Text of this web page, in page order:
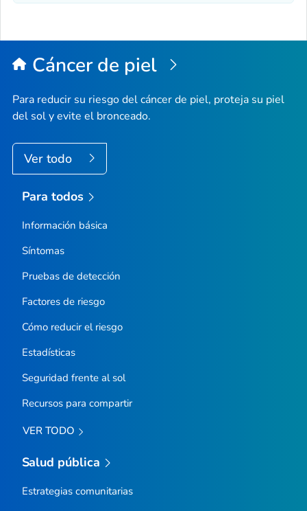
Cáncer de piel
Para reducir su riesgo del cáncer de piel, proteja su piel
del sol y evite el bronceado.
Ver todo
Para todos
Información básica
Síntomas
Pruebas de detección
Factores de riesgo
Cómo reducir el riesgo
Estadísticas
Seguridad frente al sol
Recursos para compartir
VER TODO
Salud pública
Estrategias comunitarias